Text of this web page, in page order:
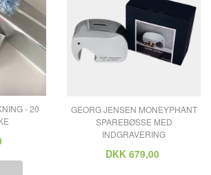
- 20
GEORG JENSEN MONEYPHANT
SPAREBØSSE MED
INDGRAVERING
DKK 679,00